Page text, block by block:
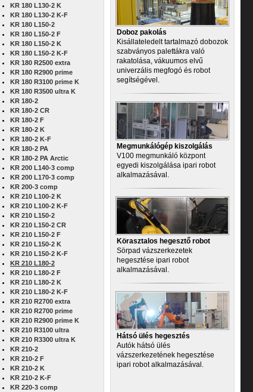
KR 180 L130-2 K
KR 180 L130-2 K-F
KR 180 L150-2
KR 180 L150-2 F
KR 180 L150-2 K
KR 180 L150-2 K-F
KR 180 R2500 extra
KR 180 R2900 prime
KR 180 R3100 prime K
KR 180 R3500 ultra K
KR 180-2
KR 180-2 CR
KR 180-2 F
KR 180-2 K
KR 180-2 K-F
KR 180-2 PA
KR 180-2 PA Arctic
KR 200 L140-3 comp
KR 200 L170-3 comp
KR 200-3 comp
KR 210 L100-2 K
KR 210 L100-2 K-F
KR 210 L150-2
KR 210 L150-2 CR
KR 210 L150-2 F
KR 210 L150-2 K
KR 210 L150-2 K-F
KR 210 L180-2
KR 210 L180-2 F
KR 210 L180-2 K
KR 210 L180-2 K-F
KR 210 R2700 extra
KR 210 R2700 prime
KR 210 R2900 prime K
KR 210 R3100 ultra
KR 210 R3300 ultra K
KR 210-2
KR 210-2 F
KR 210-2 K
KR 210-2 K-F
KR 220-3 comp
Doboz pakolás
Kisállateledelt tartalmazó dobozok
szabványos palettákra való
rakatolása, vákuumos elvű
univerzális megfogó és robot
segítségével.
Megmunkálógép kiszolgálás
V100 megmunkáló központ
egyedi kiszolgálása ipari robot
alkalmazásával.
Körasztalos hegesztő robot
Sörpad vázszerkezetek
hegesztése ipari robot
alkalmazásával.
Hátsó ülés hegesztés
Autók hátsó ülés
vázszerkezetének hegesztése
ipari robot alkalmazásával.